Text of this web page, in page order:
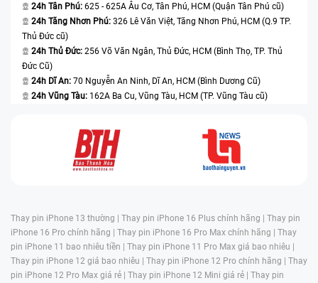
24h Tân Phú: 625 - 625A Âu Cơ, Tân Phú, HCM (Quận Tân Phú cũ)
24h Tăng Nhơn Phú: 326 Lê Văn Việt, Tăng Nhơn Phú, HCM (Q.9 TP.
Thủ Đức cũ)
24h Thủ Đức: 256 Võ Văn Ngân, Thủ Đức, HCM (Bình Thọ, TP. Thủ
Đức Cũ)
24h Dĩ An: 70 Nguyễn An Ninh, Dĩ An, HCM (Bình Dương Cũ)
24h Vũng Tàu: 162A Ba Cu, Vũng Tàu, HCM (TP. Vũng Tàu cũ)
Thay pin iPhone 13 thường | Thay pin iPhone 16 Plus chính hãng | Thay pin
iPhone 16 Pro chính hãng | Thay pin iPhone 16 Pro Max chính hãng | Thay
pin iPhone 11 bao nhiêu tiền | Thay pin iPhone 11 Pro Max giá bao nhiêu |
Thay pin iPhone 12 giá bao nhiêu | Thay pin iPhone 12 Pro chính hãng | Thay
pin iPhone 12 Pro Max giá rẻ | Thay pin iPhone 12 Mini giá rẻ | Thay pin